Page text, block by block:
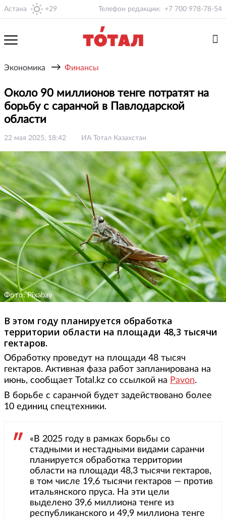
Астана +29 Телефон редакции: +7 700 978-78-54
Экономика → Финансы
Около 90 миллионов тенге потратят на
борьбу с саранчой в Павлодарской
области
22 мая 2025, 18:42 ИА Тотал Казахстан
Фото: Pixabay
В этом году планируется обработка
территории области на площади 48,3 тысячи
гектаров.
Обработку проведут на площади 48 тысяч
гектаров. Активная фаза работ запланирована на
июнь, сообщает Total.kz со ссылкой на Pavon.
В борьбе с саранчой будет задействовано более
10 единиц спецтехники.
«В 2025 году в рамках борьбы со
стадными и нестадными видами саранчи
планируется обработка территории
области на площади 48,3 тысячи гектаров,
в том числе 19,6 тысячи гектаров — против
итальянского пруса. На эти цели
выделено 39,6 миллиона тенге из
республиканского и 49,9 миллиона тенге